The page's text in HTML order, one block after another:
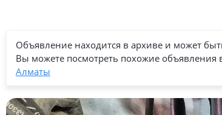
Объявление находится в архиве и может
Вы можете посмотреть похожие объявления
Алматы